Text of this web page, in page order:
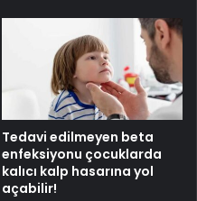
Tedavi edilmeyen beta
enfeksiyonu çocuklarda
kalıcı kalp hasarına yol
açabilir!